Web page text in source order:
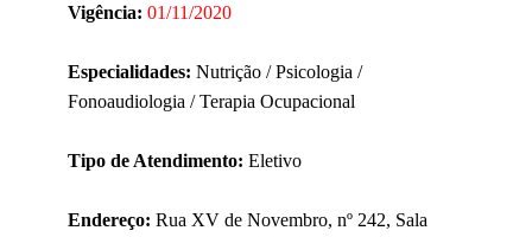
Vigência: 01/11/2020
Especialidades: Nutrição / Psicologia /
Fonoaudiologia / Terapia Ocupacional
Tipo de Atendimento: Eletivo
Endereço: Rua XV de Novembro, nº 242, Sala